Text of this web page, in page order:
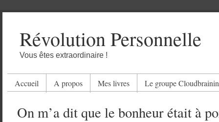
Révolution Personnelle
Vous êtes extraordinaire !
Accueil A propos Mes livres Le groupe
On m’a dit que le bonheur était à